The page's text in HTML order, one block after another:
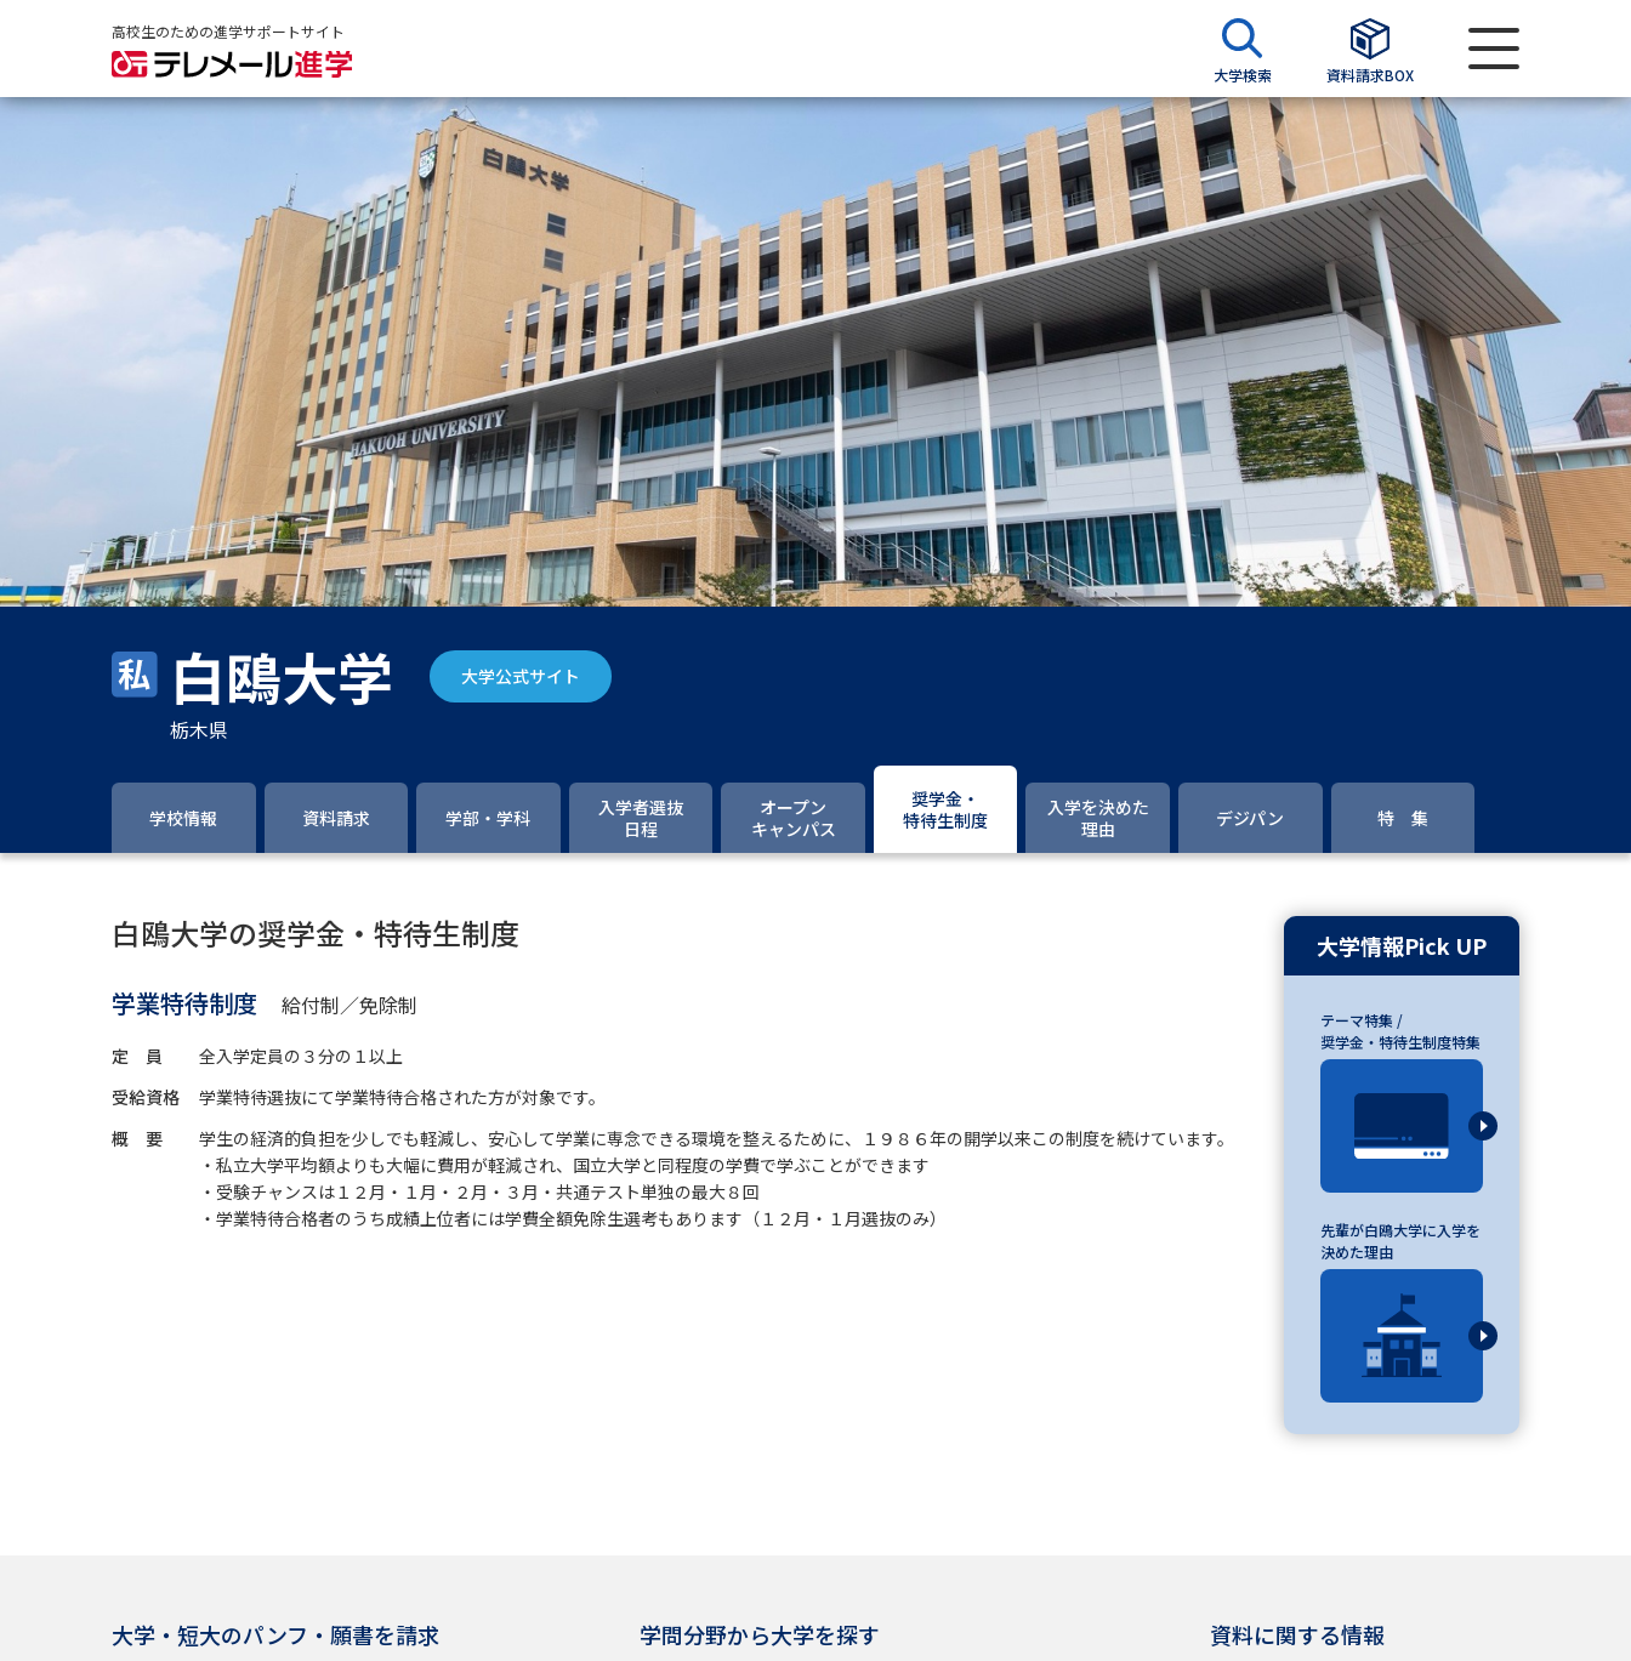
高校生のための進学サポートサイト
大学検索 資料請求BOX
資料請求 資料検索
大学・短大の資料種類から請求
大学パンフ
学部・学科パンフ
総合型選抜・学校推薦型選抜 募集要項＆願書
大学入学共通テスト利用選抜の募集要項＆願書
過去問題集
大学・短大以外の資料から請求
専門学校の資料請求 大学院の資料請求
留学・進学関連、塾・予備校
大学入学共通テスト「受験案内」の請求
大学入学共通テスト「受験上の配慮案内」の請求
高等学校卒業程度認定試験
大学研究 大学検索
デジタルパンフレット
オープンキャンパスなどを調べる
資料検索
白鴎大学 大学公式サイト
栃木県
学校情報 資料請求 学部・学科
入学者選抜
日程
オープン
キャンパス
奨学金・
特待生制度
入学を決めた
理由
デジパン 特 集
白鴎大学の奨学金・特待生制度
学業特待制度 給付制／免除制
定 員
全入学定員の３分の１以上
受給資格
学業特待選抜にて学業特待合格された方が対象です。
概 要
学生の経済的負担を少しでも軽減し、安心して学業に専念できる環境を整えるために、１９８６年の開学以来この制度を続けています。
・私立大学平均額よりも大幅に費用が軽減され、国立大学と同程度の学費で学ぶことができます
・受験チャンスは１２月・１月・２月・３月・共通テスト単独の最大８回
・学業特待合格者のうち成績上位者には学費全額免除生選考もあります（１２月・１月選抜のみ）
大学情報Pick UP
テーマ特集 /
奨学金・特待生制度特集
先輩が白鴎大学に入学を
決めた理由
大学・短大のパンフ・願書を請求 学問分野から大学を探す 資料に関する情報